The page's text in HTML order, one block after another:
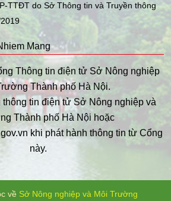
TTĐT do Sở Thông tin và Truyền thông
Thông tin điện tử Sở Nông nghiệp
Thành phố Hà Nội.
thông tin điện tử Sở Nông nghiệp và
Thành phố Hà Nội hoặc
khi phát hành thông tin từ Cổng
này.
về Sở Nông nghiệp và Môi Trường